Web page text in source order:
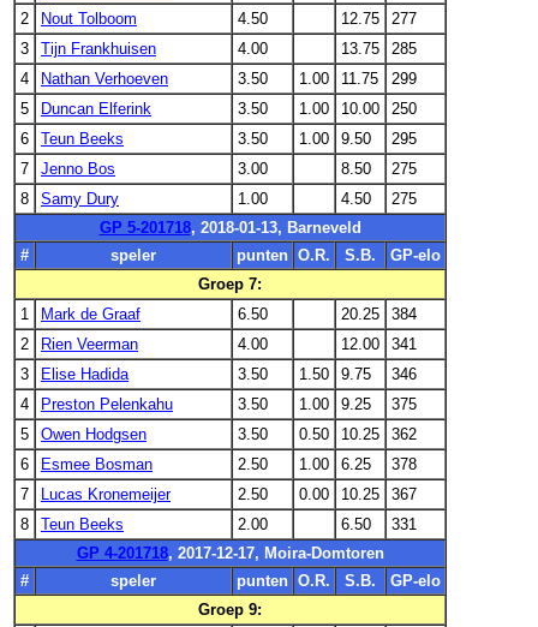
2
Nout Tolboom 4.50 12.75
277
3
Tijn Frankhuisen 4.00 13.75
285
4
Nathan Verhoeven 3.50 1.00 11.75
299
5
Duncan Elferink 3.50 1.00 10.00
250
6
Teun Beeks 3.50 1.00 9.50
295
7
Jenno Bos 3.00 8.50
275
8
Samy Dury 1.00 4.50
275
GP 5-201718, 2018-01-13, Barneveld
#
speler punten O.R. S.B.
GP-elo
Groep 7:
1
Mark de Graaf 6.50 20.25
384
2
Rien Veerman 4.00 12.00
341
3
Elise Hadida 3.50 1.50 9.75
346
4
Preston Pelenkahu 3.50 1.00 9.25
375
5
Owen Hodgsen 3.50 0.50 10.25
362
6
Esmee Bosman 2.50 1.00 6.25
378
7
Lucas Kronemeijer 2.50 0.00 10.25
367
8
Teun Beeks 2.00 6.50
331
GP 4-201718, 2017-12-17, Moira-Domtoren
#
speler punten O.R. S.B.
GP-elo
Groep 9: